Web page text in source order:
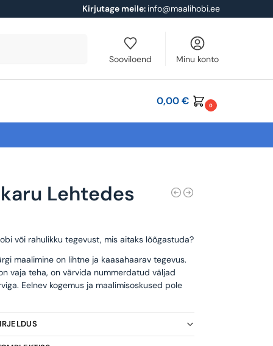
Kirjutage meile: info@maalihobi.ee
Sooviloend Minu konto
0,00€ 0
Lehtedes
või rahulikku tegevust, mis aitaks lõõgastuda?
maalimine on lihtne ja kaasahaarav tegevus.
vaja teha, on värvida nummerdatud väljad
Eelnev kogemus ja maalimisoskused pole